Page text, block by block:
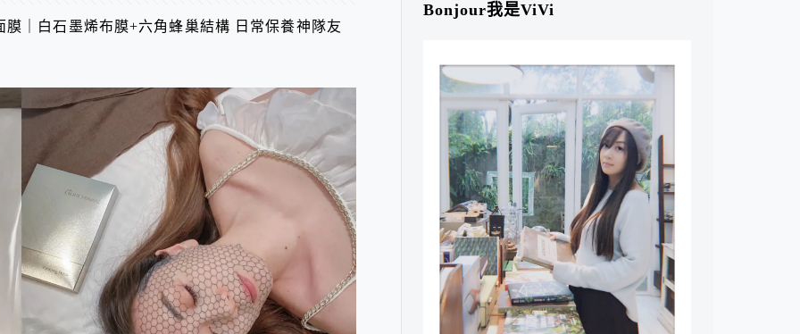
｜白石墨烯布膜+六角蜂巢結構 日常保養神隊友
Bonjour我是ViVi